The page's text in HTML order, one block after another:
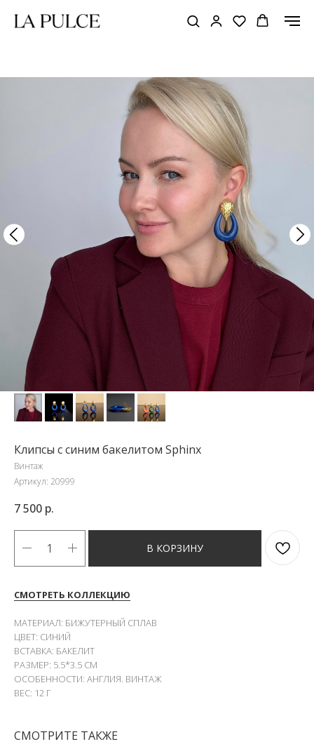
Клипсы с синим бакелитом Sphinx
Винтаж
Артикул: 20999
7 500 р.
В КОРЗИНУ
СМОТРЕТЬ КОЛЛЕКЦИЮ
МАТЕРИАЛ: БИЖУТЕРНЫЙ СПЛАВ
ЦВЕТ: СИНИЙ
ВСТАВКА: БАКЕЛИТ
РАЗМЕР: 5.5*3.5 СМ
ОСОБЕННОСТИ: АНГЛИЯ. ВИНТАЖ
ВЕС: 12 Г
СМОТРИТЕ ТАКЖЕ